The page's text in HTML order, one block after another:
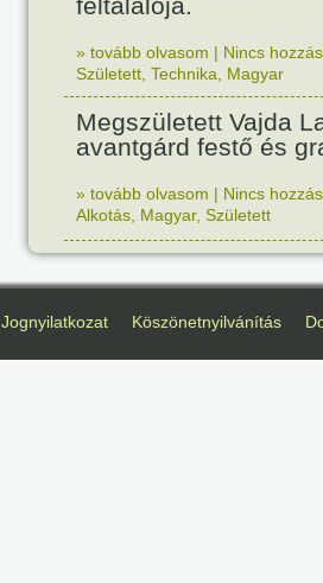
» tovább olvasom | Nincs
Született Technika Magyar
Megszületett Vajda
avantgárd festő és
» tovább olvasom | Nincs
Alkotás Magyar, Született
Jognyilatkozat Köszönetnyilvánítás